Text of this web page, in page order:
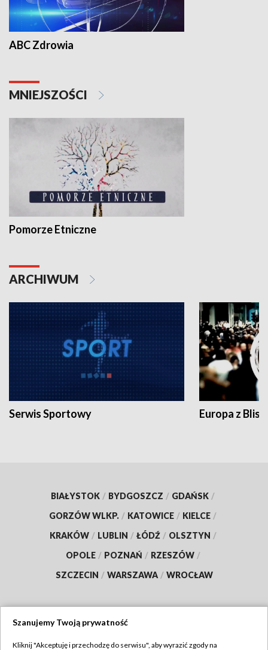
ABC Zdrowia
MNIEJSZOŚCI
Pomorze Etniczne
ARCHIWUM
Serwis Sportowy Europa z
BIAŁYSTOK / BYDGOSZCZ / GDAŃSK /
GORZÓW WLKP. / KATOWICE / KIELCE /
KRAKÓW / LUBLIN / ŁÓDŹ / OLSZTYN /
OPOLE / POZNAŃ / RZESZÓW /
SZCZECIN / WARSZAWA / WROCŁAW
Szanujemy Twoją prywatność
Kliknij "Akceptuję i przechodzę do serwisu", aby wyrazić zgody na